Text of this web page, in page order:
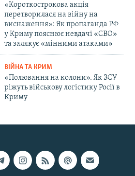
«Короткострокова акція
перетворилася на війну на
виснаження»: Як пропаганда РФ
у Криму пояснює невдачі «СВО»
та залякує «мінними атаками»
ВІЙНА ТА КРИМ
«Полювання на колони». Як ЗСУ
ріжуть військову логістику Росії в
Криму